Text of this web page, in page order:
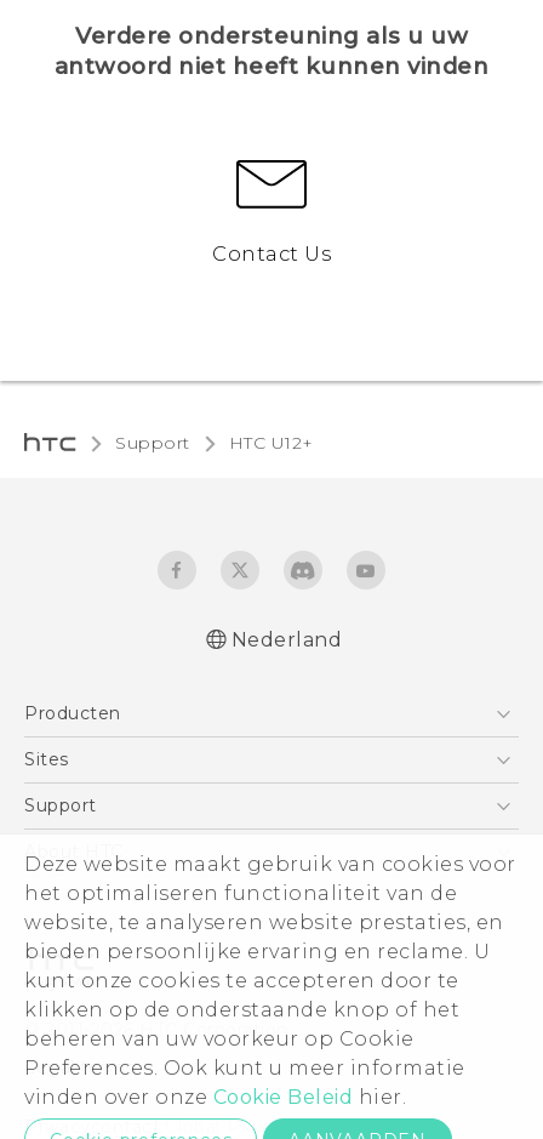
Deze website maakt gebruik van cookies voor
het optimaliseren functionaliteit van de
website, te analyseren website prestaties, en
bieden persoonlijke ervaring en reclame. U
kunt onze cookies te accepteren door te
klikken op de onderstaande knop of het
beheren van uw voorkeur op Cookie
Preferences. Ook kunt u meer informatie
vinden over onze Cookie Beleid hier.
Verdere ondersteuning als u uw
antwoord niet heeft kunnen vinden
Contact Us
Support HTC U12+‎
Nederlands - Gids voor veiligheid en
Deutsch - Benutzerhandbuch
Deutsch - Informationen zur Sicherheit und
English - User manual
Safety and regulatory guide
Nederland
Producten
Telefoons
Vive
Accessoires
Sites
HTC Vive
Aan de slag
Support
Support voor eCommerce
About HTC
ESG
Informatie over het bedrijf
Voor beleggers (engels)
Cookie Preferences
Vacatures
Security and Privacy Whitepaper
© 2011-2026 HTC Corporation
Legal terms
Privacycontact: Global-Privacy@htc.com